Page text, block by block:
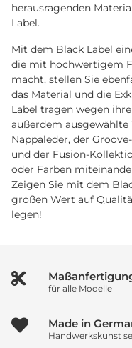
herausragenden
Label.
Mit dem Black Label
die mit hochwertigem
macht, stellen Sie
das Material und die
Label tragen wegen
außerdem ausgewählte
Nappaleder, der
und der Fusion-
oder Farben
Zeigen Sie mit dem
großen Wert auf
legen!
für alle Modelle
Made in
Handwerkskunst